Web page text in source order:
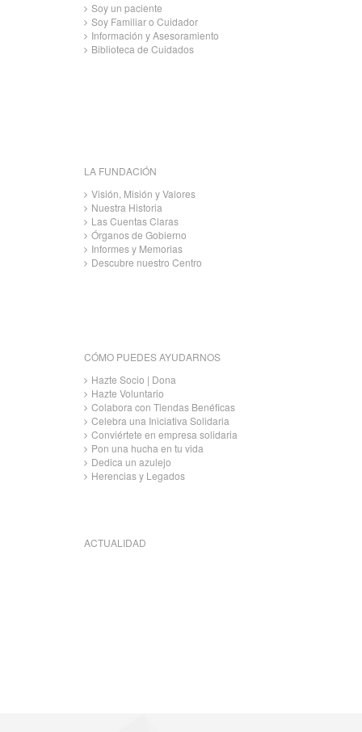
Soy un paciente
Soy Familiar o Cuidador
Información y Asesoramiento
Biblioteca de Cuidados
LA FUNDACIÓN
Visión, Misión y Valores
Nuestra Historia
Las Cuentas Claras
Órganos de Gobierno
Informes y Memorias
Descubre nuestro Centro
CÓMO PUEDES AYUDARNOS
Hazte Socio | Dona
Hazte Voluntario
Colabora con Tiendas Benéficas
Celebra una Iniciativa Solidaria
Conviértete en empresa solidaria
Pon una hucha en tu vida
Dedica un azulejo
Herencias y Legados
ACTUALIDAD